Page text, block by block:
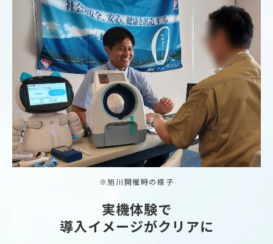
※旭川開催時の様子
実機体験で
導入イメージがクリアに